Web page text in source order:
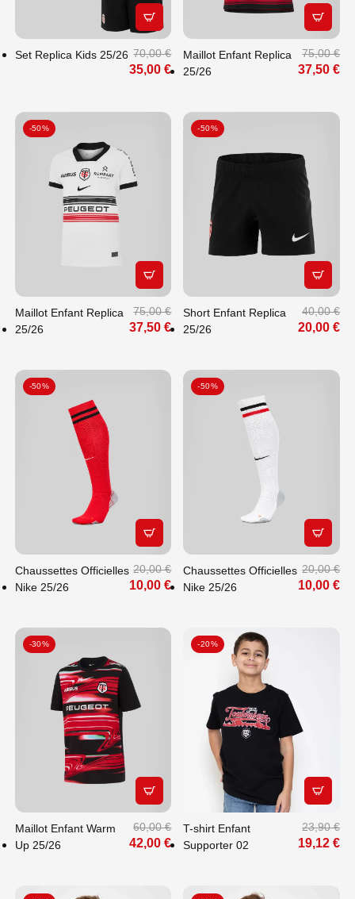
APERÇU RAPIDE
Set Replica Kids 25/26 70,00 €
35,00 €
Maillot Enfant Replica
25/26
75,00 €
37,50 €
APERÇU RAPIDE
-50%
Maillot Enfant Replica
25/26
75,00 €
37,50 €
-50%
Short Enfant Replica
25/26
40,00 €
20,00 €
APERÇU RAPIDE
-50%
Chaussettes Officielles
Nike 25/26
20,00 €
10,00 €
-50%
Chaussettes Officielles
Nike 25/26
20,00 €
10,00 €
APERÇU RAPIDE
-30%
Maillot Enfant Warm
Up 25/26
60,00 €
42,00 €
-20%
T-shirt Enfant
Supporter 02
23,90 €
19,12 €